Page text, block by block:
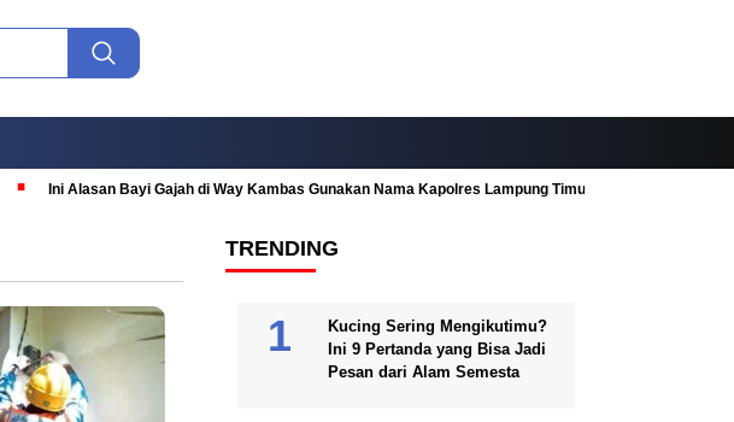
Ini Alasan Bayi Gajah di Way Kambas Gunakan Nama Kapolres Lampung Timur
TRENDING
Kucing Sering Mengikutimu?
Ini 9 Pertanda yang Bisa Jadi
Pesan dari Alam Semesta